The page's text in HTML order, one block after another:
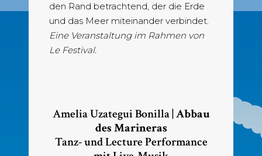
den Rand betrachtend, der die Erde
und das Meer miteinander verbindet.
Eine Veranstaltung im Rahmen von
Le Festival.
Amelia Uzategui Bonilla | Abbau
des Marineras
Tanz- und Lecture Performance